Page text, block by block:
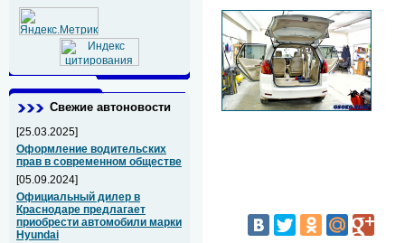
Свежие автоновости
[25.03.2025]
Оформление водительских
прав в современном обществе
[05.09.2024]
Официальный дилер в
Краснодаре предлагает
приобрести автомобили марки
Hyundai